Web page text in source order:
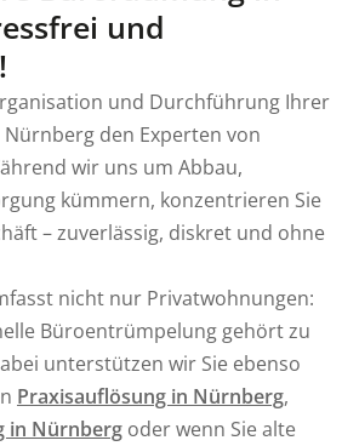
und
und Durchführung Ihrer
den Experten von
wir uns um Abbau,
kümmern, konzentrieren Sie
– zuverlässig, diskret und ohne
nicht nur Privatwohnungen:
Büroentrümpelung gehört zu
unterstützen wir Sie ebenso
Praxisauflösung in Nürnberg,
in Nürnberg oder wenn Sie alte